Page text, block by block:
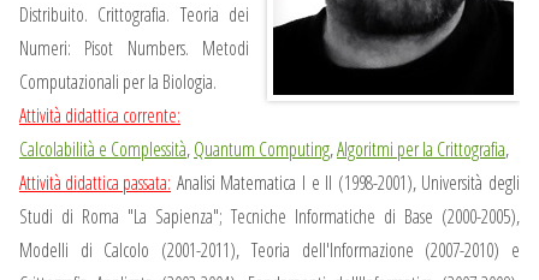
Distribuito. Crittografia. Teoria dei
Numeri: Pisot Numbers. Metodi
Computazionali per la Biologia.
Attività didattica corrente:
Calcolabilità e Complessità,Quantum Computing,Algoritmi per la Crittografia,
Attività didattica passata: Analisi Matematica I e II (1998-2001), Università degli
Studi di Roma "La Sapienza"; Tecniche Informatiche di Base (2000-2005),
Modelli di Calcolo (2001-2011), Teoria dell'Informazione (2007-2010) e